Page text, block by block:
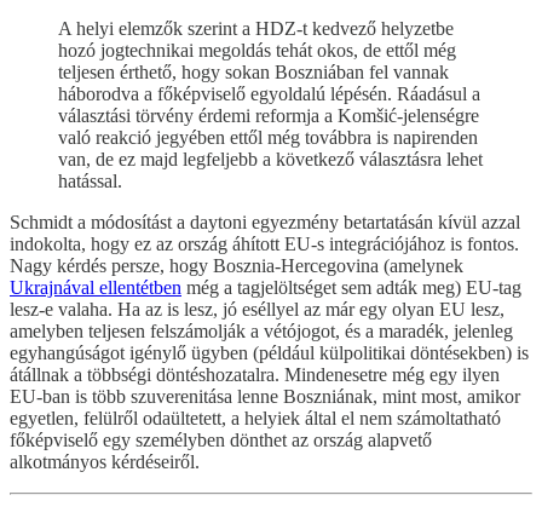
A helyi elemzők szerint a HDZ-t kedvező helyzetbe
hozó jogtechnikai megoldás tehát okos, de ettől még
teljesen érthető, hogy sokan Boszniában fel vannak
háborodva a főképviselő egyoldalú lépésén. Ráadásul a
választási törvény érdemi reformja a Komšić-jelenségre
való reakció jegyében ettől még továbbra is napirenden
van, de ez majd legfeljebb a következő választásra lehet
hatással.
Schmidt a módosítást a daytoni egyezmény betartatásán kívül azzal
indokolta, hogy ez az ország áhított EU-s integrációjához is fontos.
Nagy kérdés persze, hogy Bosznia-Hercegovina (amelynek
Ukrajnával ellentétben még a tagjelöltséget sem adták meg) EU-tag
lesz-e valaha. Ha az is lesz, jó eséllyel az már egy olyan EU lesz,
amelyben teljesen felszámolják a vétójogot, és a maradék, jelenleg
egyhangúságot igénylő ügyben (például külpolitikai döntésekben) is
átállnak a többségi döntéshozatalra. Mindenesetre még egy ilyen
EU-ban is több szuverenitása lenne Boszniának, mint most, amikor
egyetlen, felülről odaültetett, a helyiek által el nem számoltatható
főképviselő egy személyben dönthet az ország alapvető
alkotmányos kérdéseiről.